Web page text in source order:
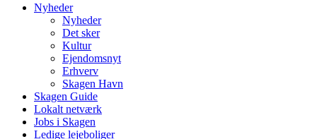
Nyheder
Nyheder
Det sker
Kultur
Ejendomsnyt
Erhverv
Skagen Havn
Skagen Guide
Lokalt netværk
Jobs i Skagen
Ledige lejeboliger